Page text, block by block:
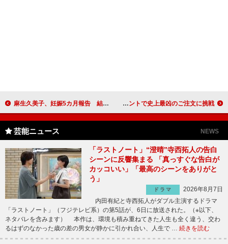
麻生久美子、妊娠5カ月報告 結婚4年目に授かった命 ハイウォーＱ太郎「結婚費用は700万円」 映画公開イベントで史上最凶のご注文に挑戦
芸能ニュース NEWS
「ラストノート」“澄晴”寺西拓人の告白
シーンに反響集まる 「真っすぐな告白が
カッコいい」「最高のシーンをありがと
う」
ドラマ
2026年8月7日
内田有紀と寺西拓人がダブル主演するドラマ
「ラストノート」（フジテレビ系）の第5話が、6日に放送された。（※以下、
ネタバレを含みます） 本作は、環境も積み重ねてきた人生も全く違う、交わ
るはずのなかった歳の差の男女が静かに引かれ合い、人生で … 続きを読む